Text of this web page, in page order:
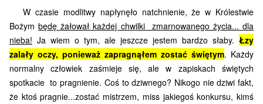
W czasie modlitwy napłynęło natchnienie, że w Królestwie
Bożymbędę żałował każdej chwilki zmarnowanego życia... dla
nieba! Ja wiem o tym, ale jeszcze jestem bardzo słaby. Łzy
zalały oczy, ponieważ zapragnąłem zostać świętym. Każdy
normalny człowiek zaśmieje się, ale w zapiskach świętych
spotkacie to pragnienie. Coś to dziwnego? Nikogo nie dziwi fakt,
że ktoś pragnie...zostać mistrzem, miss jakiegoś konkursu, kimś